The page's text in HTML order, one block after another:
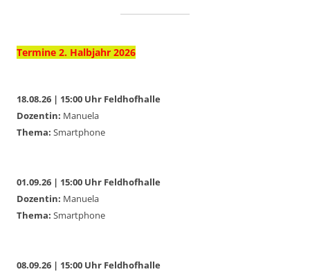
Termine 2. Halbjahr 2026
18.08.26 | 15:00 Uhr Feldhofhalle
Dozentin: Manuela
Thema: Smartphone
01.09.26 | 15:00 Uhr Feldhofhalle
Dozentin: Manuela
Thema: Smartphone
08.09.26 | 15:00 Uhr Feldhofhalle